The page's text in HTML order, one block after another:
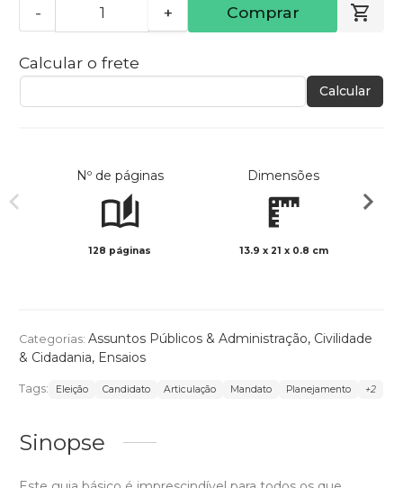
- + Comprar
Calcular o frete
Calcular
Nº de páginas
128 páginas
Dimensões
13.9 x 21 x 0.8 cm
Categorias: Assuntos Públicos & Administração, Civilidade
& Cidadania, Ensaios
Tags: Eleição Candidato Articulação Mandato Planejamento +2
Sinopse